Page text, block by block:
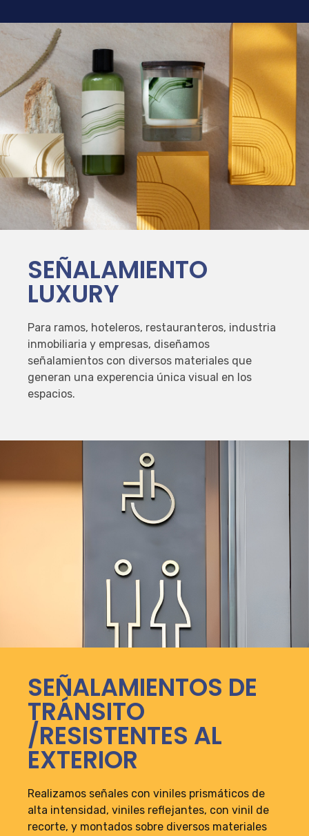
SEÑALAMIENTO
LUXURY
Para ramos, hoteleros, restauranteros, industria
inmobiliaria y empresas, diseñamos
señalamientos con diversos materiales que
generan una experencia única visual en los
espacios.
SEÑALAMIENTOS DE
TRÁNSITO
/RESISTENTES AL
EXTERIOR
Realizamos señales con viniles prismáticos de
alta intensidad, viniles reflejantes, con vinil de
recorte, y montados sobre diversos materiales